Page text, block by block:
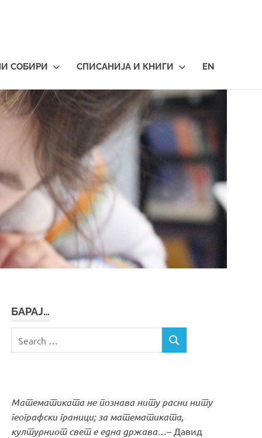
СОБИРИ СПИСАНИЈА И КНИГИ EN
БАРАЈ…
for:
SEARCH
Математиката не познава ниту расни ниту
географски граници; за математиката,
културниот свет е една држава…– Давид